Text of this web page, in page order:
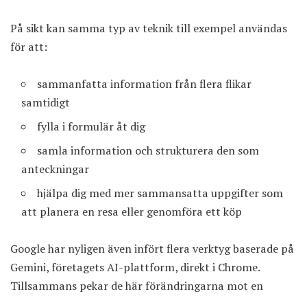
På sikt kan samma typ av teknik till exempel användas
för att:
sammanfatta information från flera flikar
samtidigt
fylla i formulär åt dig
samla information och strukturera den som
anteckningar
hjälpa dig med mer sammansatta uppgifter som
att planera en resa eller genomföra ett köp
Google har nyligen även infört flera verktyg baserade på
Gemini, företagets AI-plattform, direkt i Chrome.
Tillsammans pekar de här förändringarna mot en